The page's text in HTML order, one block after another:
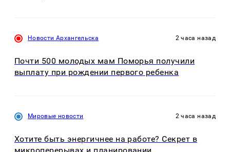
Новости Архангельска 2 часа назад
Почти 500 молодых мам Поморья получили
выплату при рождении первого ребенка
Мировые новости 2 часа назад
Хотите быть энергичнее на работе? Секрет в